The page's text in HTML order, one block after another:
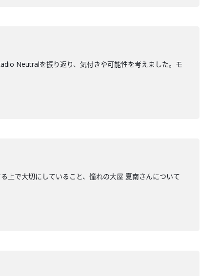
Neutralを振り返り、気付きや可能性を考えました。モ
上で大切にしていること、憧れの大屋 夏南さんについて